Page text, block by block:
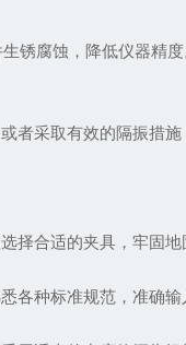
腐蚀，降低仪器精
采取有效的隔振措施
合适的夹具，牢固地
种标准规范，准确输